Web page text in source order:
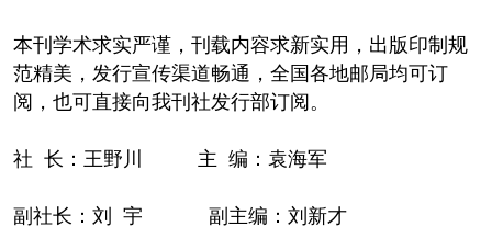
本刊学术求实严谨，刊载内容求新实用，出版印制规
范精美，发行宣传渠道畅通，全国各地邮局均可订
阅，也可直接向我刊社发行部订阅。
社 长：王野川 主 编：袁海军
副社长：刘 宇 副主编：刘新才